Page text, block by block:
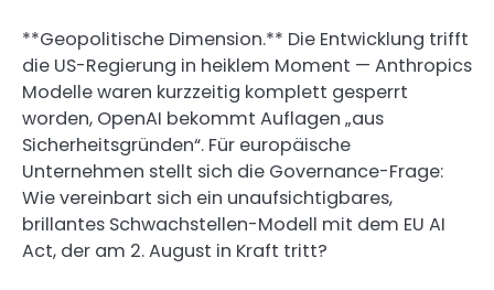
**Geopolitische Dimension.** Die Entwicklung trifft
die US-Regierung in heiklem Moment — Anthropics
Modelle waren kurzzeitig komplett gesperrt
worden, OpenAI bekommt Auflagen „aus
Sicherheitsgründen“. Für europäische
Unternehmen stellt sich die Governance-Frage:
Wie vereinbart sich ein unaufsichtigbares,
brillantes Schwachstellen-Modell mit dem EU AI
Act, der am 2. August in Kraft tritt?